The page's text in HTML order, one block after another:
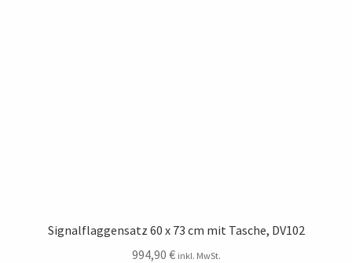
Signalflaggensatz 60 x 73 cm mit Tasche, DV102
994,90 € inkl. MwSt.